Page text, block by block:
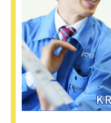
く、
（3）
引が
幹線
が知
な参
■同社
処理